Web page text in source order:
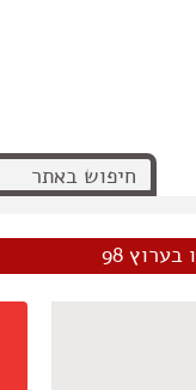
בערוץ 98